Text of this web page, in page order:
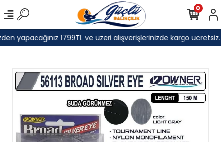
yapacağınız 1799TL ve üzeri alışverişlerinizde kargo ücretsiz.
0